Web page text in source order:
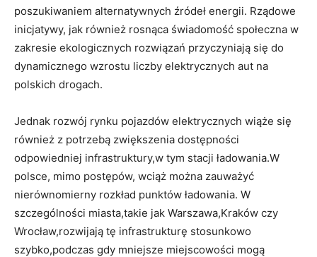
poszukiwaniem alternatywnych źródeł energii. Rządowe
inicjatywy,⁢ jak również rosnąca ⁢świadomość społeczna w
zakresie ekologicznych rozwiązań przyczyniają się do
‌dynamicznego‌ wzrostu liczby elektrycznych​ aut na
polskich drogach.
Jednak rozwój rynku pojazdów elektrycznych wiąże się
⁢również z potrzebą zwiększenia dostępności
odpowiedniej⁣ infrastruktury,w tym stacji ładowania.W
‌polsce, mimo postępów, ⁣wciąż można zauważyć
⁣nierównomierny rozkład punktów ładowania.⁢ W ​
szczególności miasta,takie jak Warszawa,Kraków czy
Wrocław,rozwijają tę infrastrukturę stosunkowo
szybko,podczas gdy mniejsze miejscowości mogą